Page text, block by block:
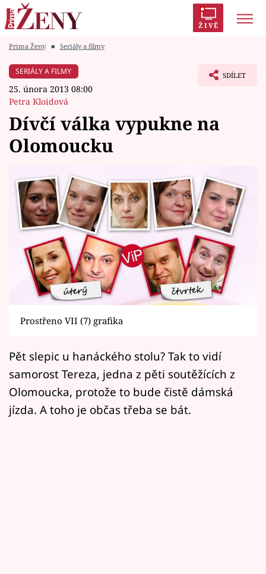
ŽIVĚ
Módní alarm
Témata
Celebrity
Vztahy
Seriály
Horoskopy
Sledujte prima+
Filmový festival Karlovy Vary
Pořady
Mámy sobě
Prima Ženy ■ Seriály a filmy
SERIÁLY A FILMY
25. února 2013 08:00
Petra Kloidová
SDÍLET
Dívčí válka vypukne na
Olomoucku
Prostřeno VII (7) grafika
Pět slepic u hanáckého stolu? Tak to vidí
samorost Tereza, jedna z pěti soutěžících z
Olomoucka, protože to bude čistě dámská
jízda. A toho je občas třeba se bát.